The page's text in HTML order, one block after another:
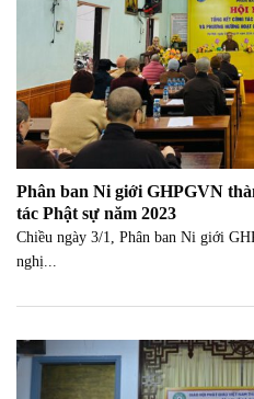
Phân ban Ni giới GHPGVN
tác Phật sự năm 2023
Chiều ngày 3/1, Phân ban Ni giới
nghị...